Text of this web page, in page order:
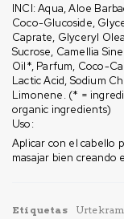
INCI: Aqua, Aloe
Coco-Glucoside,
Caprate, Glyceryl
Sucrose, Camellia
Oil*, Parfum, Coco-
Lactic Acid, Sodium
Limonene. (* =
organic ingredients)
Uso:
Aplicar con el cabello
masajar bien creando
Etiquetas
Urtekram